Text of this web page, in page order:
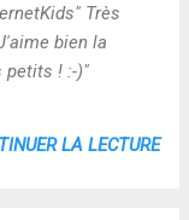
Très
bien la
petits ! :-)"
LA LECTURE